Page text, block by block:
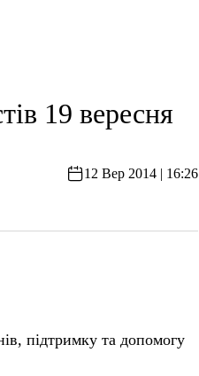
19 вересня
12 Вер 2014 | 16:26
підтримку та допомогу